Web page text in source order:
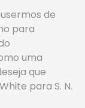
de
para
uma
que
para S. N.